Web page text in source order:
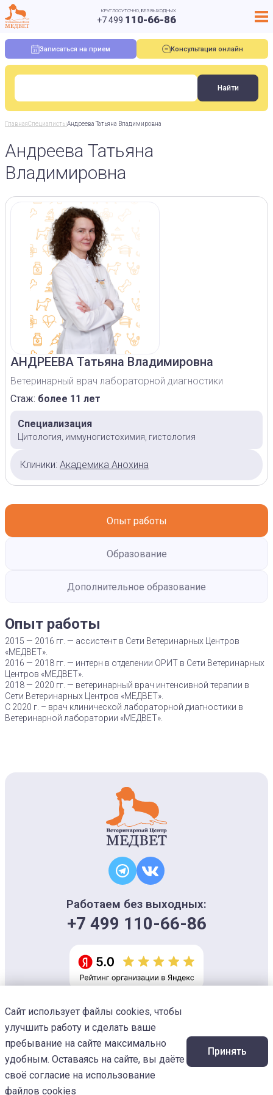
КРУГЛОСУТОЧНО, БЕЗ ВЫХОДНЫХ
+7 499 110-66-86
Записаться на прием Консультация онлайн
ГлавнаяСпециалистыАндреева Татьяна Владимировна
Андреева Татьяна
Владимировна
АНДРЕЕВА Татьяна Владимировна
Ветеринарный врач лабораторной диагностики
Стаж: более 11 лет
Специализация
Цитология, иммуногистохимия, гистология
Клиники: Академика Анохина
Опыт работы
Образование
Дополнительное образование
Опыт работы
2015 — 2016 гг. — ассистент в Сети Ветеринарных Центров
«МЕДВЕТ».
2016 — 2018 гг. — интерн в отделении ОРИТ в Сети Ветеринарных
Центров «МЕДВЕТ».
2018 — 2020 гг. — ветеринарный врач интенсивной терапии в
Сети Ветеринарных Центров «МЕДВЕТ».
С 2020 г. – врач клинической лабораторной диагностики в
Ветеринарной лаборатории «МЕДВЕТ».
Работаем без выходных:
+7 499 110-66-86
Информация на сайте носит ознакомительный характер и не является
офертой, не может использоваться для постановки диагноза и плана
лечения
Изображения предоставленыDesigned by Freepik
© 2026 Ветеринарный центр «МЕДВЕТ»
Сайт использует файлы cookies, чтобы
улучшить работу и сделать ваше
пребывание на сайте максимально
удобным. Оставаясь на сайте, вы даёте
своё согласие на использование
файлов cookies
Принять